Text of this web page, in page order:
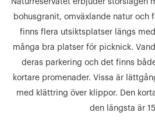
Naturreservatet erbjuder storslagen
bohusgranit, omväxlande natur och
finns flera utsiktsplatser längs
många bra platser för picknick.
deras parkering och det finns
kortare promenader. Vissa är
med klättring över klippor. Den
den längsta är